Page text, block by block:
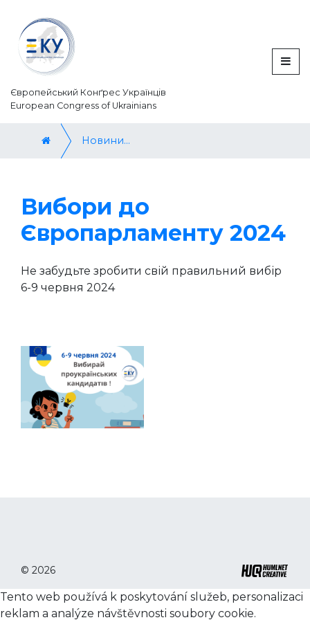
Європейський Конґрес Українців
European Congress of Ukrainians
Новини / News
Вибори до
Європарламенту 2024
Не забудьте зробити свій правильний вибір
6-9 червня 2024
© 2026
Tento web používá k poskytování služeb, personalizaci
reklam a analýze návštěvnosti soubory cookie.